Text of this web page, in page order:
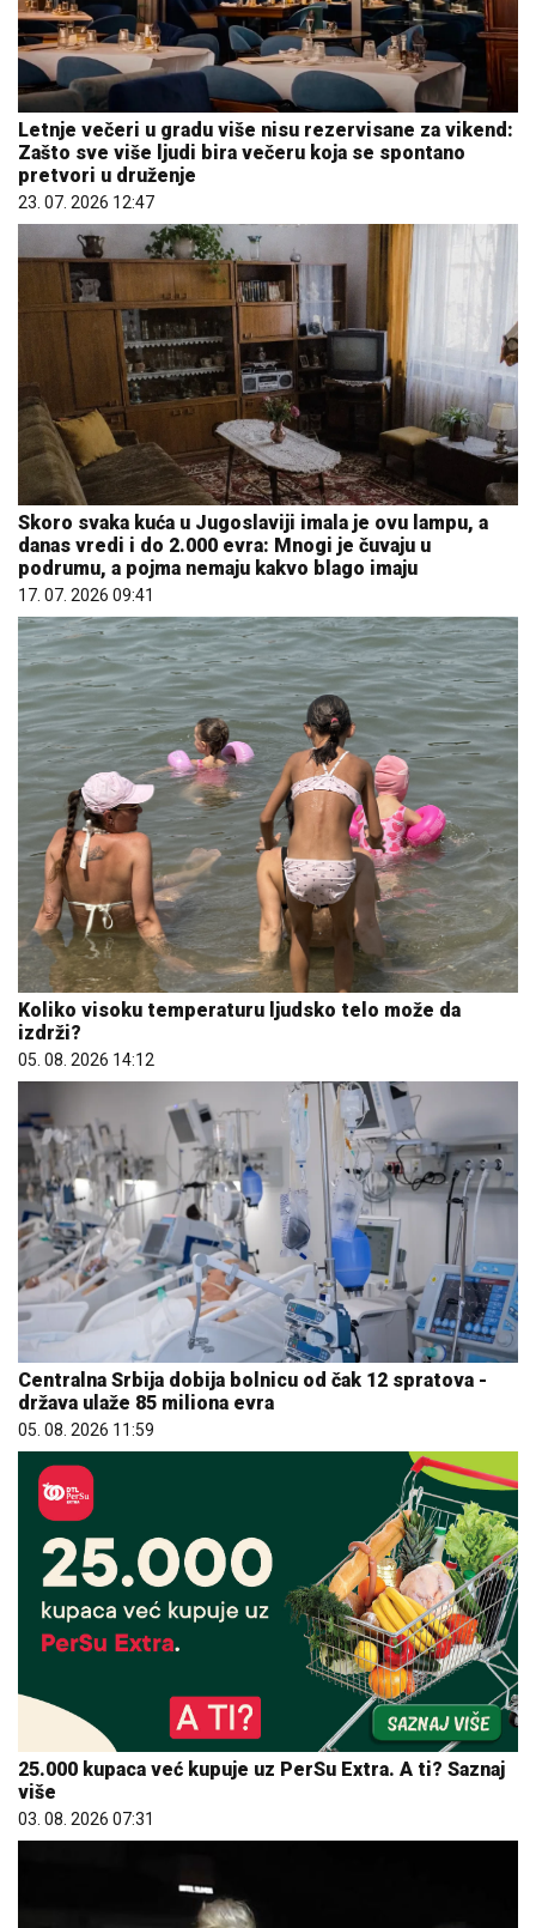
Letnje večeri u gradu više nisu rezervisane za vikend:
Zašto sve više ljudi bira večeru koja se spontano
pretvori u druženje
23. 07. 2026 12:47
Skoro svaka kuća u Jugoslaviji imala je ovu lampu, a
danas vredi i do 2.000 evra: Mnogi je čuvaju u
podrumu, a pojma nemaju kakvo blago imaju
17. 07. 2026 09:41
Koliko visoku temperaturu ljudsko telo može da
izdrži?
05. 08. 2026 14:12
Centralna Srbija dobija bolnicu od čak 12 spratova -
država ulaže 85 miliona evra
05. 08. 2026 11:59
25.000 kupaca već kupuje uz PerSu Extra. A ti? Saznaj
više
03. 08. 2026 07:31